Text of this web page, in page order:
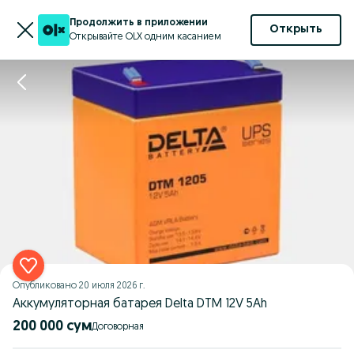
Продолжить в приложении
Открывайте OLX одним касанием
Открыть
Опубликовано 20 июля 2026 г.
Аккумуляторная батарея Delta DTM 12V 5Ah
200 000 сум Договорная